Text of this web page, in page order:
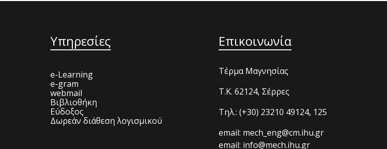
Υπηρεσίες
e-Learning
e-gram
webmail
Βιβλιοθήκη
Εύδοξος
Δωρεάν διάθεση λογισμικού
Επικοινωνία
Τέρμα Μαγνησίας
T.K. 62124, Σέρρες
Τηλ.: (+30) 23210 49124, 125
email: mech_eng@cm.ihu.gr
email: info@mech.ihu.gr